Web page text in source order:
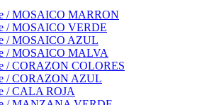
/ MOSAICO MARRON
/ MOSAICO VERDE
/ MOSAICO AZUL
/ MOSAICO MALVA
/ CORAZON COLORES
/ CORAZON AZUL
/ CALA ROJA